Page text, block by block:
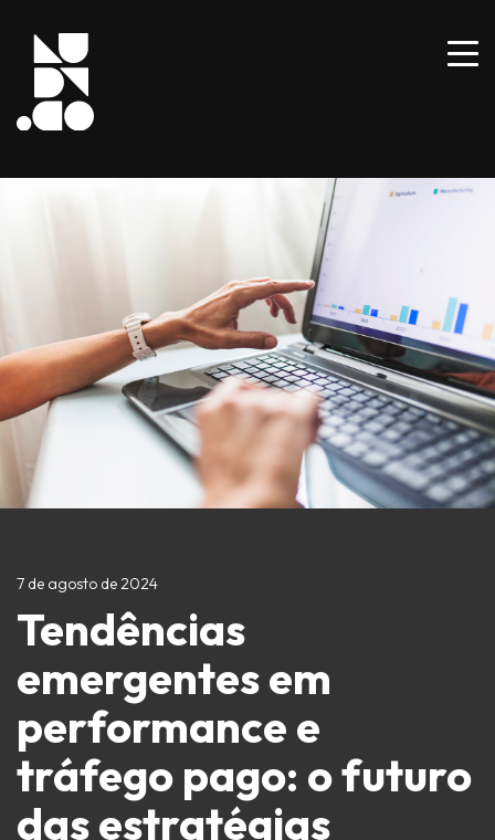
7 de agosto de 2024
Tendências
emergentes em
performance e
tráfego pago: o futuro
das estratégias